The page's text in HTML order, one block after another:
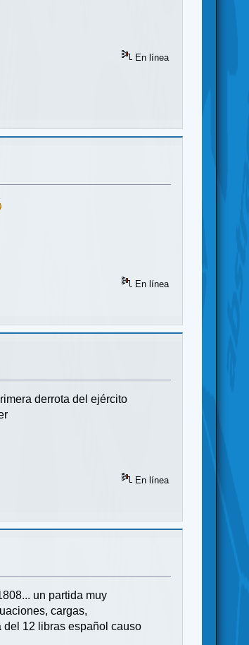
En línea
En línea
derrota del ejército
En línea
un partida muy
cargas,
del 12 libras español causo